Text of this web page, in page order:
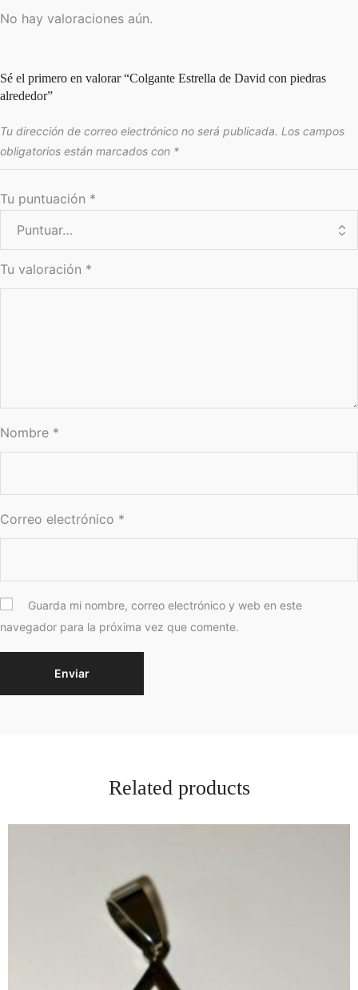
No hay valoraciones aún.
Sé el primero en valorar “Colgante Estrella de David con piedras
alrededor”
Tu dirección de correo electrónico no será publicada. Los campos
obligatorios están marcados con *
Tu puntuación *
Tu valoración *
Nombre *
Correo electrónico *
Guarda mi nombre, correo electrónico y web en este
navegador para la próxima vez que comente.
Related products